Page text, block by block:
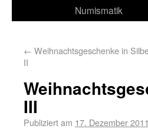
Numismatik
← Weihnachtsgeschenke in
II
III
Publiziert am 17. Dezember 2011